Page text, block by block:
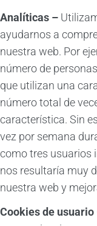
Analíticas –
ayudarnos a
nuestra web. Por
número de
que utilizan una
número total de
característica. Sin
vez por semana
como tres usuarios
nos resultaría muy
nuestra web y
Cookies de usuario